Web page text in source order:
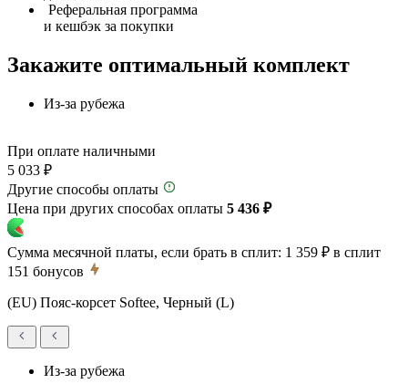
Реферальная программа
и кешбэк за покупки
Закажите оптимальный комплект
Из-за рубежа
При оплате наличными
5 033 ₽
Другие способы оплаты
Цена при других способах оплаты 5 436 ₽
Сумма месячной платы, если брать в сплит: 1 359 ₽ в сплит
151 бонусов
(EU) Пояс-корсет Softee, Черный (L)
Из-за рубежа